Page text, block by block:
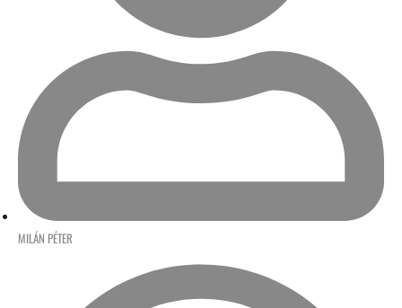
MILÁN PÉTER